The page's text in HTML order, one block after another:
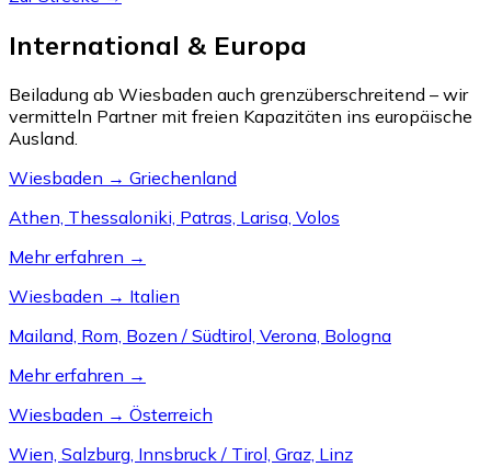
International & Europa
Beiladung ab Wiesbaden auch grenzüberschreitend – wir
vermitteln Partner mit freien Kapazitäten ins europäische
Ausland.
Wiesbaden → Griechenland
Athen, Thessaloniki, Patras, Larisa, Volos
Mehr erfahren →
Wiesbaden → Italien
Mailand, Rom, Bozen / Südtirol, Verona, Bologna
Mehr erfahren →
Wiesbaden → Österreich
Wien, Salzburg, Innsbruck / Tirol, Graz, Linz